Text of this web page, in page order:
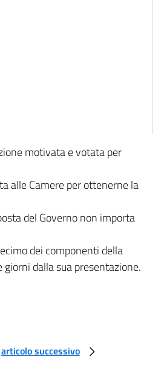
motivata e votata per
alle Camere per ottenerne la
del Governo non importa
dei componenti della
dalla sua presentazione.
articolo successivo